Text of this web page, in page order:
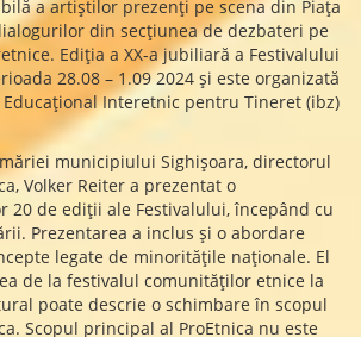
a artiștilor prezenți pe scena din Piața
din secțiunea de dezbateri pe
Ediția a XX-a jubiliară a Festivalului
28.08 – 1.09 2024 și este organizată
Interetnic pentru Tineret (ibz)
municipiului Sighișoara, directorul
Volker Reiter a prezentat o
20 de ediții ale Festivalului, începând cu
Prezentarea a inclus și o abordare
legate de minoritățile naționale. El
de la festivalul comunităților etnice la
poate descrie o schimbare în scopul
Scopul principal al ProEtnica nu este